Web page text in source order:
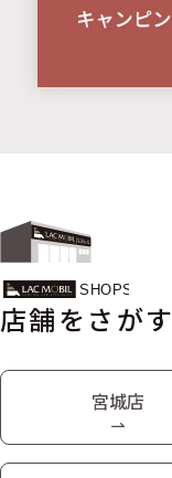
店舗をさがす
宮城店